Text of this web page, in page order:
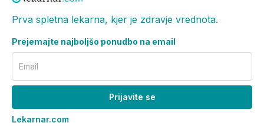
Prva spletna lekarna, kjer je zdravje vrednota.
Prejemajte najboljšo ponudbo na email
Email
Prijavite se
Lekarnar.com